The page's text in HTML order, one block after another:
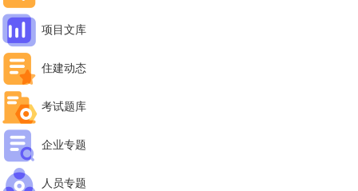
项目文库
住建动态
考试题库
企业专题
人员专题